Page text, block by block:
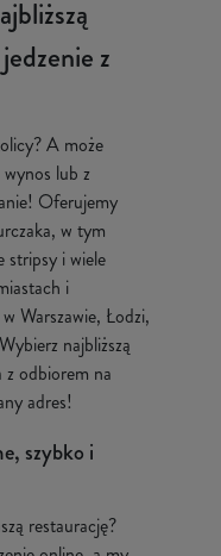
z
A może
lub z
Oferujemy
w tym
stripsy i wiele
i
Warszawie, Łodzi,
najbliższą
z odbiorem na
adres!
szybko i
restaurację?